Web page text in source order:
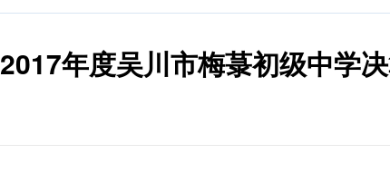
2017年度吴川市梅菉初级中学